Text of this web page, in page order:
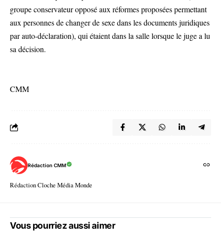
groupe conservateur opposé aux réformes proposées permettant
aux personnes de changer de sexe dans les documents juridiques
par auto-déclaration), qui étaient dans la salle lorsque le juge a lu
sa décision.
CMM
Rédaction CMM
Rédaction Cloche Média Monde
Vous pourriez aussi aimer